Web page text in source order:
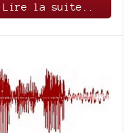
Lire la suite..